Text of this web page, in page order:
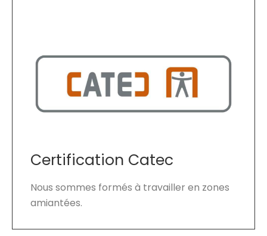
Certification Catec
Nous sommes formés à travailler en zones
amiantées.